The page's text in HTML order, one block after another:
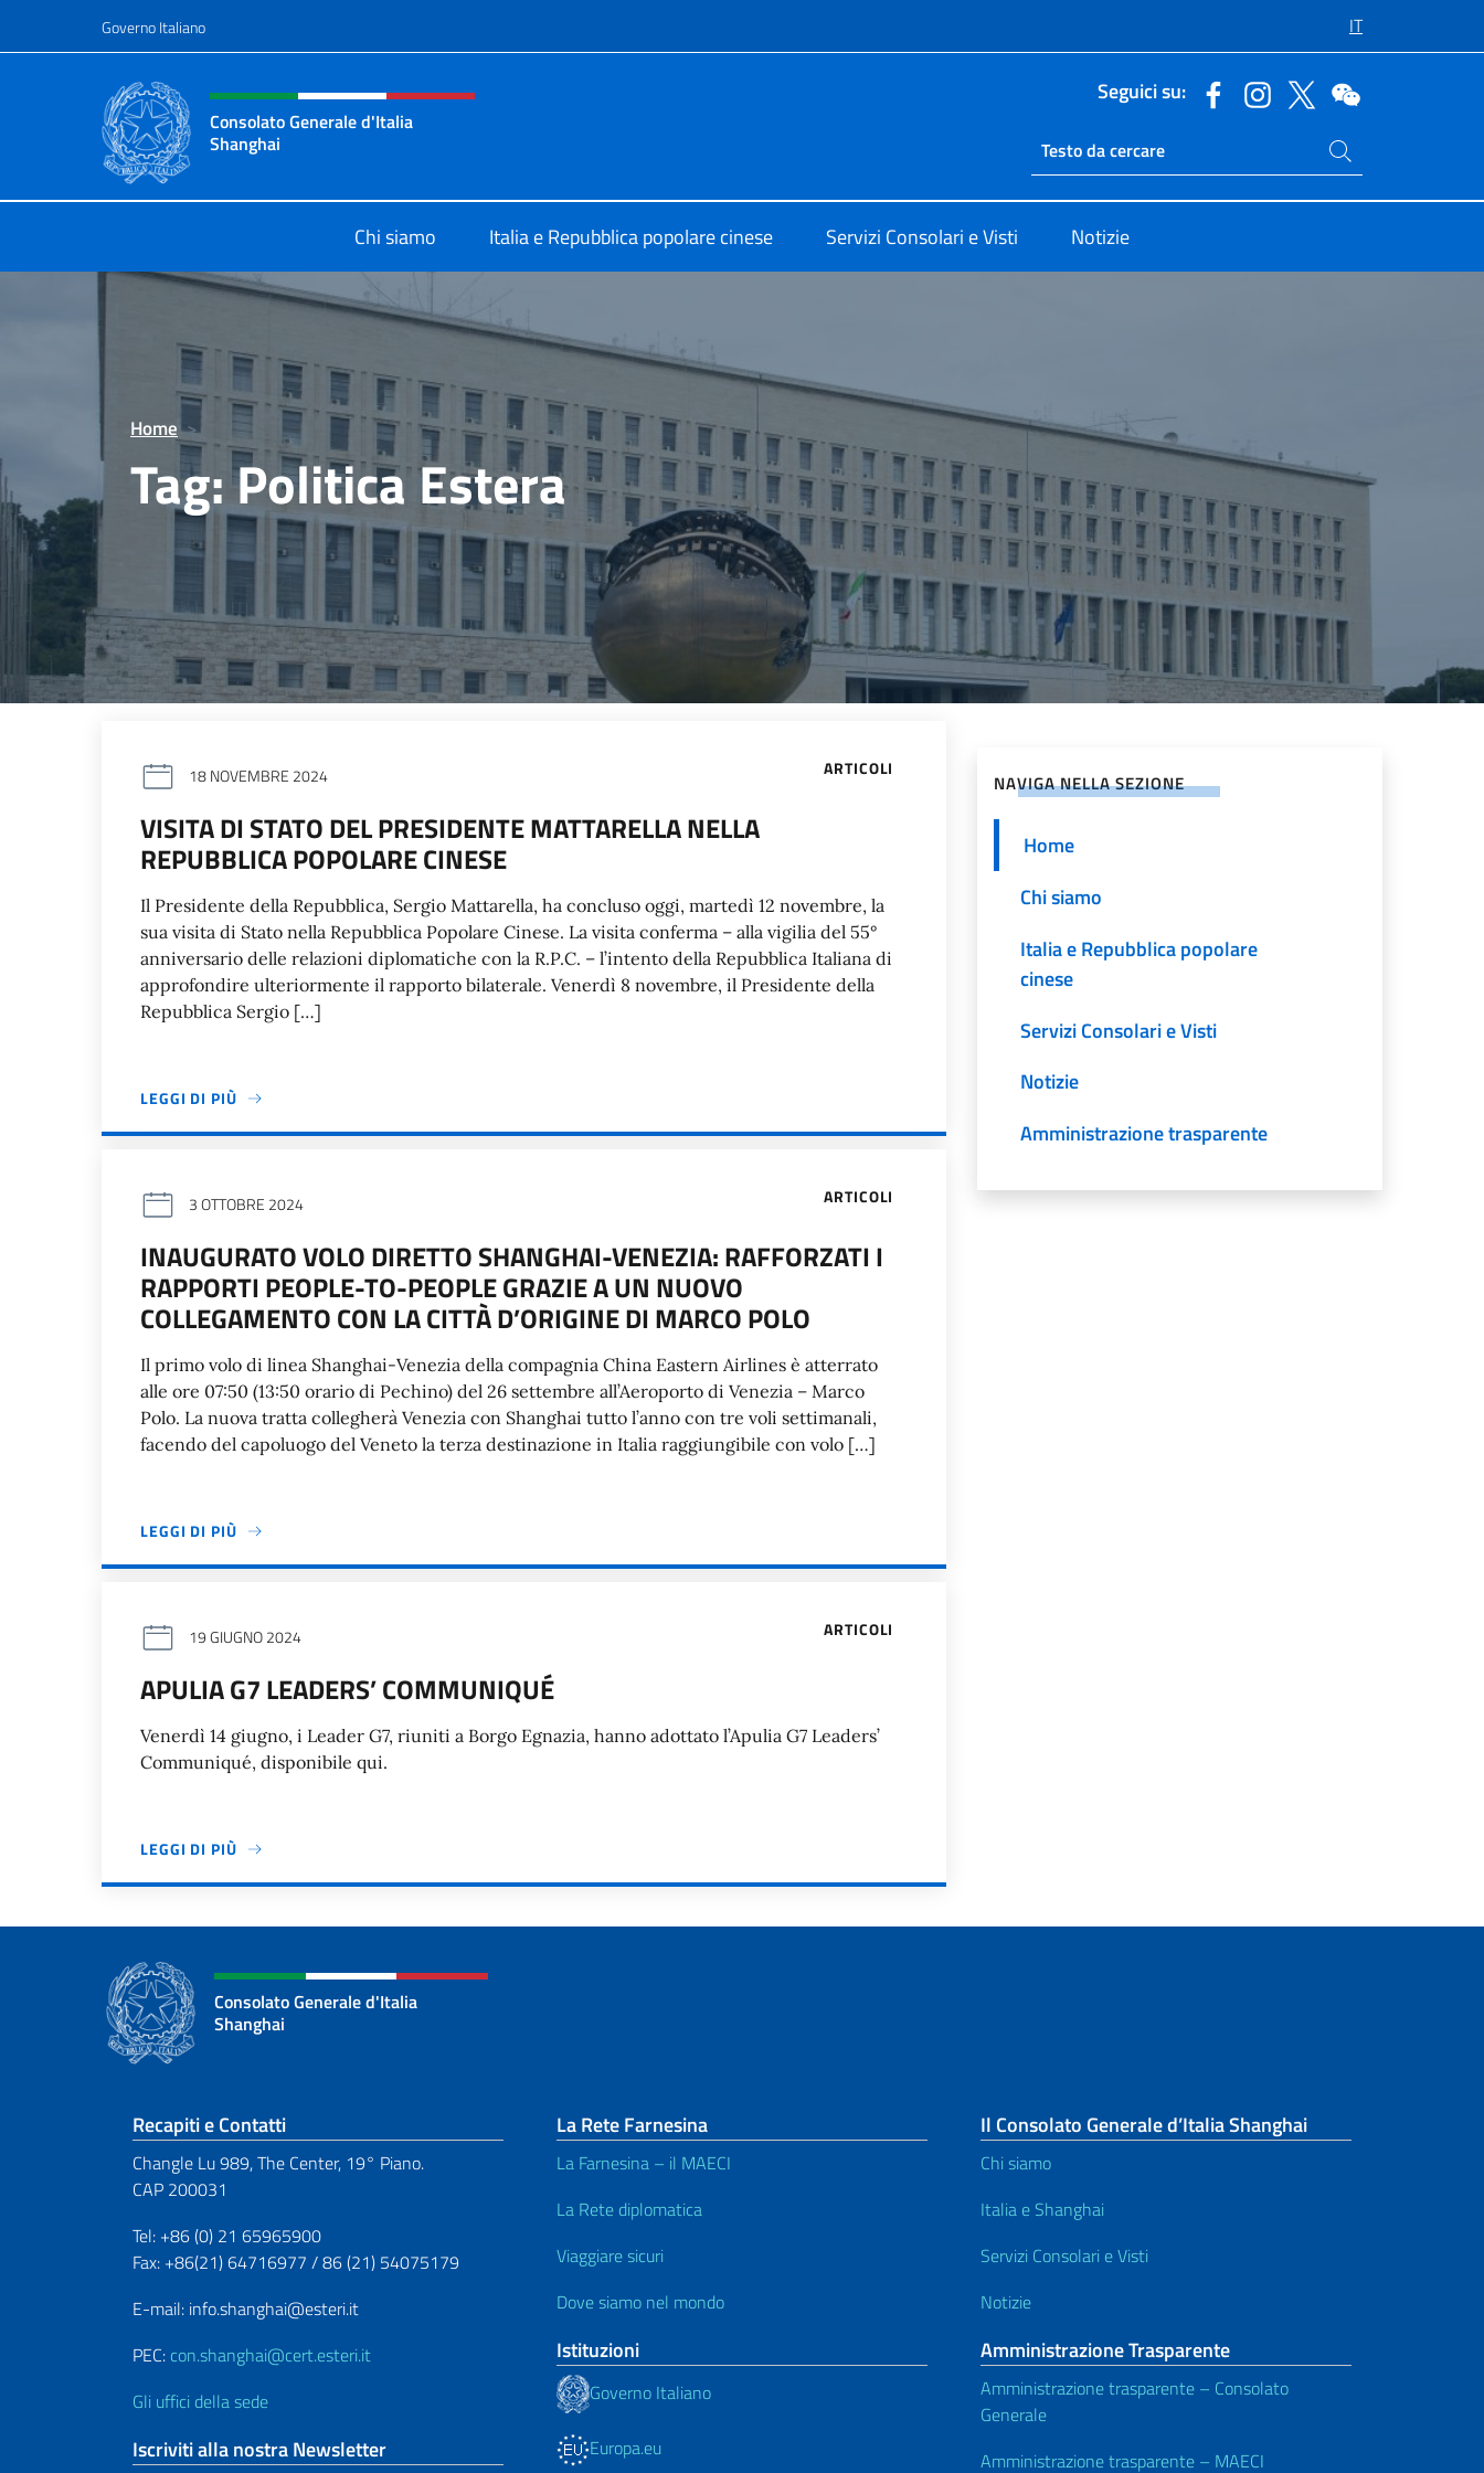
Governo Italiano IT
Intestazione sito, social e menù
Consolato Generale d'Italia
Shanghai
Seguici su:
Ricerca sito live
Cerca nel sito
Chi siamo Italia e Repubblica popolare cinese Servizi Consolari e Visti Notizie
Home >
Tag:Politica Estera
ARTICOLI
18 NOVEMBRE 2024
VISITA DI STATO DEL PRESIDENTE MATTARELLA NELLA
REPUBBLICA POPOLARE CINESE
Il Presidente della Repubblica, Sergio Mattarella, ha concluso oggi, martedì 12 novembre, la
sua visita di Stato nella Repubblica Popolare Cinese. La visita conferma – alla vigilia del 55°
anniversario delle relazioni diplomatiche con la R.P.C. – l’intento della Repubblica Italiana di
approfondire ulteriormente il rapporto bilaterale. Venerdì 8 novembre, il Presidente della
Repubblica Sergio […]
LEGGI DI PIÙ
ARTICOLI
3 OTTOBRE 2024
INAUGURATO VOLO DIRETTO SHANGHAI-VENEZIA: RAFFORZATI I
RAPPORTI PEOPLE-TO-PEOPLE GRAZIE A UN NUOVO
COLLEGAMENTO CON LA CITTÀ D’ORIGINE DI MARCO POLO
Il primo volo di linea Shanghai-Venezia della compagnia China Eastern Airlines è atterrato
alle ore 07:50 (13:50 orario di Pechino) del 26 settembre all’Aeroporto di Venezia – Marco
Polo. La nuova tratta collegherà Venezia con Shanghai tutto l’anno con tre voli settimanali,
facendo del capoluogo del Veneto la terza destinazione in Italia raggiungibile con volo […]
LEGGI DI PIÙ
ARTICOLI
19 GIUGNO 2024
APULIA G7 LEADERS’ COMMUNIQUÉ
Venerdì 14 giugno, i Leader G7, riuniti a Borgo Egnazia, hanno adottato l’Apulia G7 Leaders’
Communiqué, disponibile qui.
LEGGI DI PIÙ
Paginazione
NAVIGA NELLA SEZIONE
Home
Chi siamo
Italia e Repubblica popolare
cinese
Servizi Consolari e Visti
Notizie
Amministrazione trasparente
Consolato Generale d'Italia
Shanghai
Sezione footer
Recapiti e Contatti
Changle Lu 989, The Center, 19° Piano.
CAP 200031
Tel: +86 (0) 21 65965900
Fax: +86(21) 64716977 / 86 (21) 54075179
E-mail: info.shanghai@esteri.it
PEC: con.shanghai@cert.esteri.it
Gli uffici della sede
Iscriviti alla nostra Newsletter
La Rete Farnesina
La Farnesina – il MAECI
La Rete diplomatica
Viaggiare sicuri
Dove siamo nel mondo
Istituzioni
Governo Italiano
Europa.eu
Il Consolato Generale d’Italia Shanghai
Chi siamo
Italia e Shanghai
Servizi Consolari e Visti
Notizie
Amministrazione Trasparente
Amministrazione trasparente – Consolato
Generale
Amministrazione trasparente – MAECI